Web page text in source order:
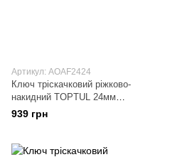
Артикул: AOAF2424
Ключ тріскачковий ріжково-
накидний TOPTUL 24мм
AOAF2424
939 грн